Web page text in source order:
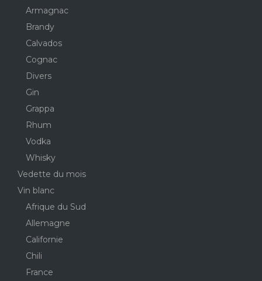
Armagnac
Brandy
Calvados
Cognac
Divers
Gin
Grappa
Rhum
Vodka
Whisky
Vedette du mois
Vin blanc
Afrique du Sud
Allemagne
Californie
Chili
France